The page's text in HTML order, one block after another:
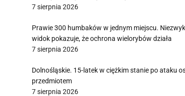
7 sierpnia 2026
Prawie 300 humbaków w jednym miejscu.
widok pokazuje, że ochrona wielorybów działa
7 sierpnia 2026
Dolnośląskie. 15-latek w ciężkim stanie po ataku
przedmiotem
7 sierpnia 2026